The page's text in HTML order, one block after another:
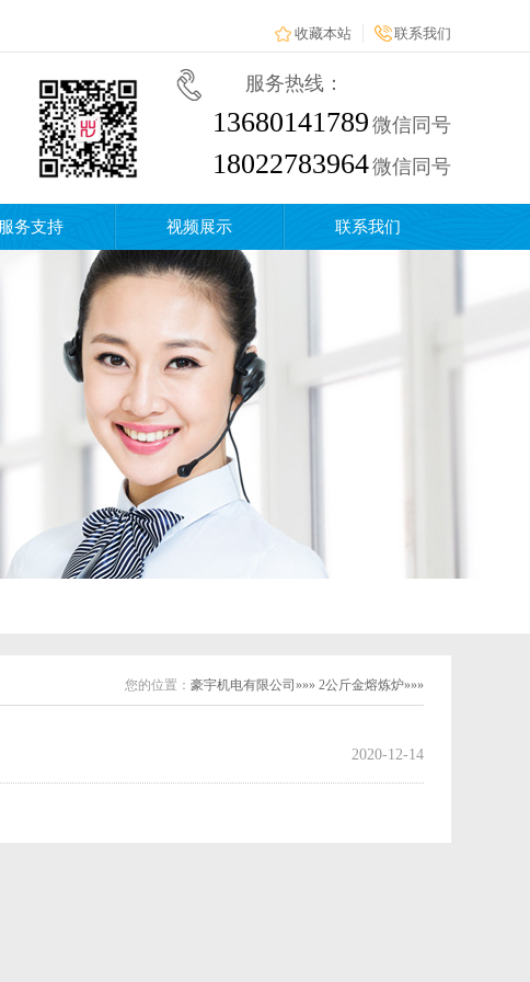
收藏本站 联系我们
服务热线：
13680141789 微信同号
18022783964微信同号
服务支持 视频展示 联系我们
您的位置： 豪宇机电有限公司»»» 2公斤金熔炼炉»»»
2020-12-14